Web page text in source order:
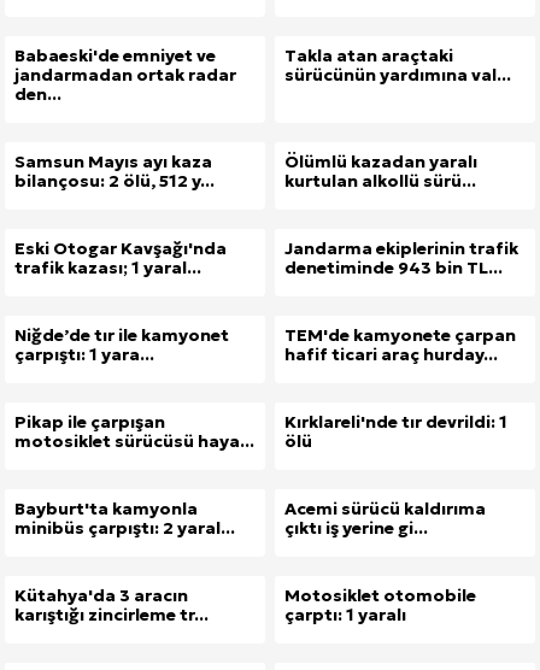
Babaeski'de emniyet ve
jandarmadan ortak radar
den...
Takla atan araçtaki
sürücünün yardımına val...
Samsun Mayıs ayı kaza
bilançosu: 2 ölü, 512 y...
Ölümlü kazadan yaralı
kurtulan alkollü sürü...
Eski Otogar Kavşağı'nda
trafik kazası; 1 yaral...
Jandarma ekiplerinin trafik
denetiminde 943 bin TL...
Niğde’de tır ile kamyonet
çarpıştı: 1 yara...
TEM'de kamyonete çarpan
hafif ticari araç hurday...
Pikap ile çarpışan
motosiklet sürücüsü haya...
Kırklareli'nde tır devrildi: 1
ölü
Bayburt'ta kamyonla
minibüs çarpıştı: 2 yaral...
Acemi sürücü kaldırıma
çıktı iş yerine gi...
Kütahya'da 3 aracın
karıştığı zincirleme tr...
Motosiklet otomobile
çarptı: 1 yaralı
Kuzu Fileto Seçimi ve Pişirme Önerileri: Yumuşak
Dar Tavanlı Alanlar İçin Oval Hava Kanalı Avantajları